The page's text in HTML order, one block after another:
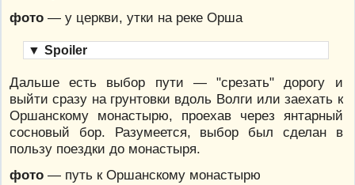
фото — у церкви, утки на реке Орша
▼ Spoiler
Дальше есть выбор пути — "срезать" дорогу и
выйти сразу на грунтовки вдоль Волги или заехать к
Оршанскому монастырю, проехав через янтарный
сосновый бор. Разумеется, выбор был сделан в
пользу поездки до монастыря.
фото — путь к Оршанскому монастырю